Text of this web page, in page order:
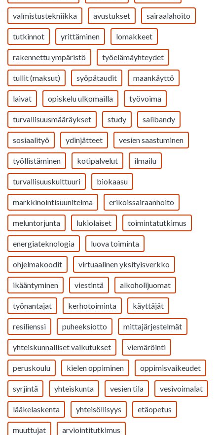
valmistustekniikka avustukset sairaalahoito
tutkinnot yrittäminen lomakkeet
rakennettu ympäristö työelämäyhteydet
tullit (maksut) syöpätaudit maankäyttö
laivat opiskelu ulkomailla työvoima
turvallisuusmääräykset study salibandy
sosiaalityö ydinjätteet vesien saastuminen
työllistäminen kotipalvelut ilmailu
turvallisuuskulttuuri biokaasu
markkinointisuunitelma erikoissairaanhoito
meluntorjunta lukiolaiset toimintatutkimus
energiateknologia luova toiminta
ohjelmakoodit virtuaalinen yksityisverkko
ikääntyminen viestintä alkoholijuomat
työnantajat kerhotoiminta käyttäjät
resilienssi puheeksiotto mittajärjestelmät
yhteiskunnalliset vaikutukset viemäröinti
peruskoulu kielen oppiminen oppimisvaikeudet
syrjintä yhteiskunta vesien tila vesivoimalat
lääkelaskenta yhteisöllisyys etäopetus
muuttujat arviointitutkimus